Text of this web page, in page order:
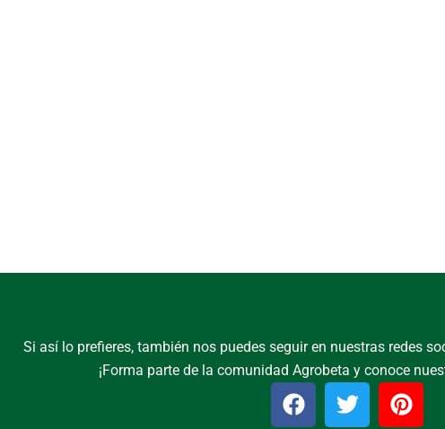
Si así lo prefieres, también nos puedes seguir en nuestras redes
¡Forma parte de la comunidad Agrobeta y conoce
F
a
T
w
P
i